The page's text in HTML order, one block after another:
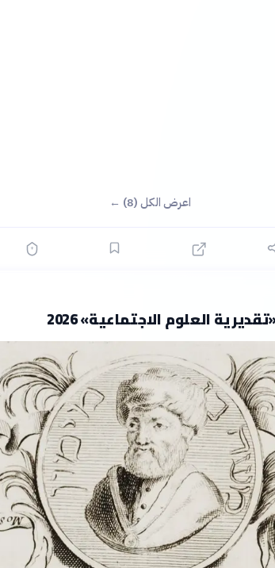
اعرض الكل (8) ←
العلوم الاجتماعية» 2026